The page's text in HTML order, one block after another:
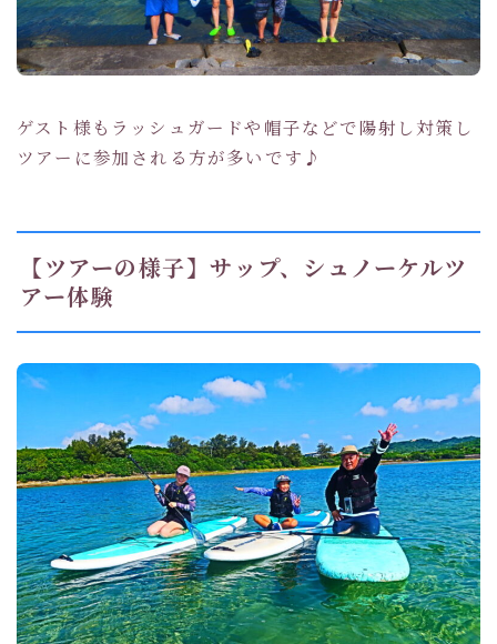
ゲスト様もラッシュガードや帽子などで陽射し対策し
ツアーに参加される方が多いです♪
【ツアーの様子】サップ、シュノーケルツ
アー体験